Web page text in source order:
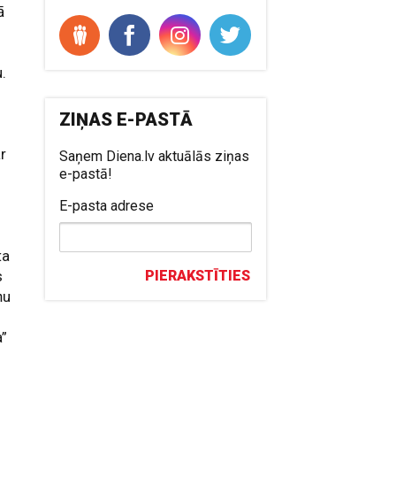
ZIŅAS E-PASTĀ
Saņem Diena.lv aktuālās ziņas
e-pastā!
E-pasta adrese
PIERAKSTĪTIES